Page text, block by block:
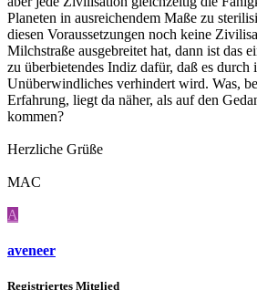
Planeten in ausreichendem Maße zu
diesen Voraussetzungen noch keine
Milchstraße ausgebreitet hat, dann ist das
zu überbietendes Indiz dafür, daß es durch
Unüberwindliches verhindert wird. Was,
Erfahrung, liegt da näher, als auf den
kommen?
Herzliche Grüße
MAC
A
aveneer
Registriertes Mitglied